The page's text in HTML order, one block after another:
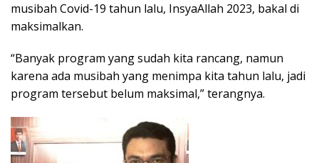
musibah Covid-19 tahun lalu, InsyaAllah 2023, bakal di
maksimalkan.
“Banyak program yang sudah kita rancang, namun
karena ada musibah yang menimpa kita tahun lalu, jadi
program tersebut belum maksimal,” terangnya.